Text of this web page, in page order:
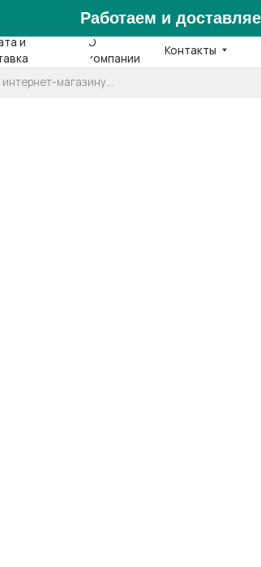
О
Работаем и доставляем по